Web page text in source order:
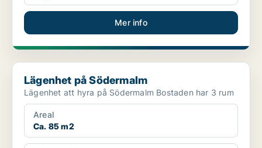
Mer info
Lägenhet på Södermalm
Lägenhet på Södermalm
Lägenhet att hyra på Södermalm Bostaden har 3 rum
Areal
Ca. 85 m2